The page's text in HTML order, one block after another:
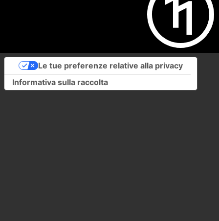
Informativa sulla raccolta
Le tue preferenze relative alla privacy